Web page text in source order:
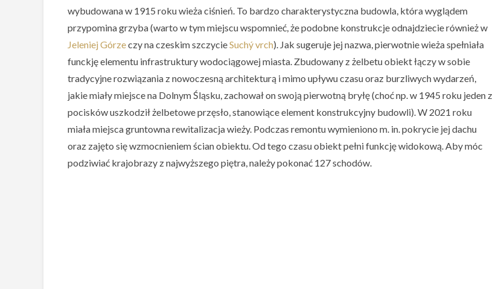
wybudowana w 1915 roku wieża ciśnień. To bardzo charakterystyczna budowla, która wyglądem
przypomina grzyba (warto w tym miejscu wspomnieć, że podobne konstrukcje odnajdziecie również w
Jeleniej Górzeczy na czeskim szczycieSuchý vrch). Jak sugeruje jej nazwa, pierwotnie wieża spełniała
funckję elementu infrastruktury wodociągowej miasta. Zbudowany z żelbetu obiekt łączy w sobie
tradycyjne rozwiązania z nowoczesną architekturą i mimo upływu czasu oraz burzliwych wydarzeń,
jakie miały miejsce na Dolnym Śląsku, zachował on swoją pierwotną bryłę (choć np. w 1945 roku jeden z
pocisków uszkodził żelbetowe przęsło, stanowiące element konstrukcyjny budowli). W 2021 roku
miała miejsca gruntowna rewitalizacja wieży. Podczas remontu wymieniono m. in. pokrycie jej dachu
oraz zajęto się wzmocnieniem ścian obiektu. Od tego czasu obiekt pełni funkcję widokową. Aby móc
podziwiać krajobrazy z najwyższego piętra, należy pokonać 127 schodów.